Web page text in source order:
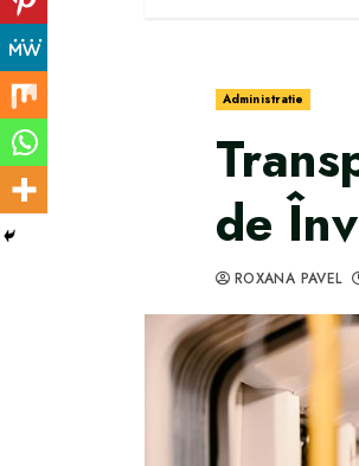
Administratie
de
ROXANA PAVEL